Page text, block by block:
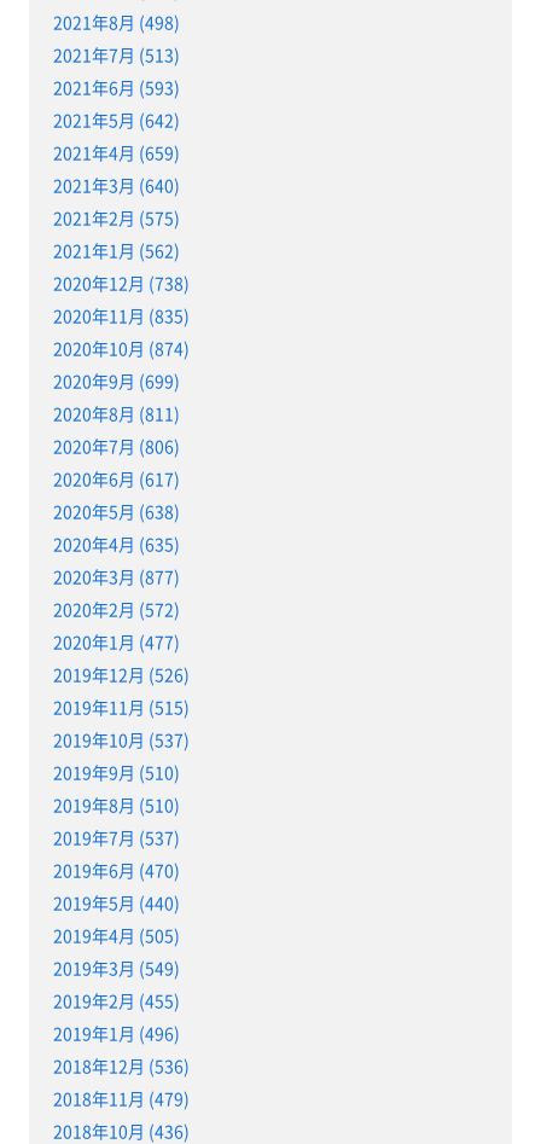
2021年8月 (498)
2021年7月 (513)
2021年6月 (593)
2021年5月 (642)
2021年4月 (659)
2021年3月 (640)
2021年2月 (575)
2021年1月 (562)
2020年12月 (738)
2020年11月 (835)
2020年10月 (874)
2020年9月 (699)
2020年8月 (811)
2020年7月 (806)
2020年6月 (617)
2020年5月 (638)
2020年4月 (635)
2020年3月 (877)
2020年2月 (572)
2020年1月 (477)
2019年12月 (526)
2019年11月 (515)
2019年10月 (537)
2019年9月 (510)
2019年8月 (510)
2019年7月 (537)
2019年6月 (470)
2019年5月 (440)
2019年4月 (505)
2019年3月 (549)
2019年2月 (455)
2019年1月 (496)
2018年12月 (536)
2018年11月 (479)
2018年10月 (436)